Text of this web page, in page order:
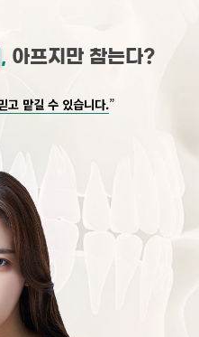
, 아프지만 참는다?
고 맡길 수 있습니다.”